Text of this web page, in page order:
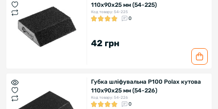
110х90х25 мм (54-225)
Код товару: 54-225
0
42 грн
Губка шліфувальна P100 Polax кутова
110х90х25 мм (54-226)
Код товару: 54-226
0